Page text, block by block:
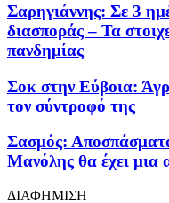
Σαρηγιάννης: Σε 3
διασποράς – Τα
πανδημίας
Σοκ στην Εύβοια:
τον σύντροφό της
Σασμός:
Μανόλης θα έχει μια
ΔΙΑΦΗΜΙΣΗ